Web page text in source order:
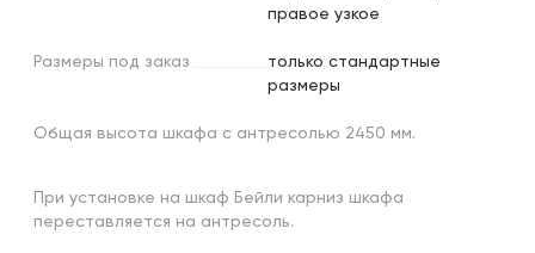
правое узкое
Размеры под заказ
только стандартные
размеры
Общая высота шкафа с антресолью 2450 мм.
При установке на шкаф Бейли карниз шкафа
переставляется на антресоль.